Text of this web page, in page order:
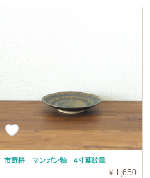
市野耕 マンガン釉 4寸葉紋皿
￥1,650